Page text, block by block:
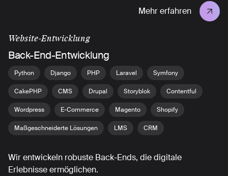
Mehr erfahren
Website-Entwicklung
Back-End-Entwicklung
Python Django PHP Laravel Symfony
CakePHP CMS Drupal Storyblok Contentful
Wordpress E-Commerce Magento Shopify
Maßgeschneiderte Lösungen LMS CRM
Wir entwickeln robuste Back-Ends, die digitale
Erlebnisse ermöglichen.